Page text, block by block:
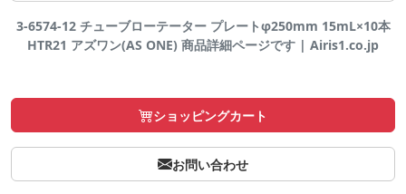
3-6574-12 チューブローテーター プレートφ250mm 15mL×10本
HTR21 アズワン(AS ONE) 商品詳細ページです | Airis1.co.jp
ショッピングカート
お問い合わせ